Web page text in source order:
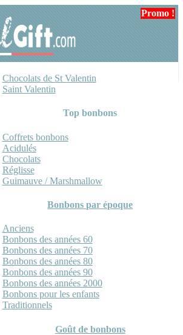
Chocolats de St Valentin
Saint Valentin
Top bonbons
Coffrets bonbons
Acidulés
Chocolats
Réglisse
Guimauve / Marshmallow
Bonbons par époque
Anciens
Bonbons des années 60
Bonbons des années 70
Bonbons des années 80
Bonbons des années 90
Bonbons des années 2000
Bonbons pour les enfants
Traditionnels
Goût de bonbons
Promo !